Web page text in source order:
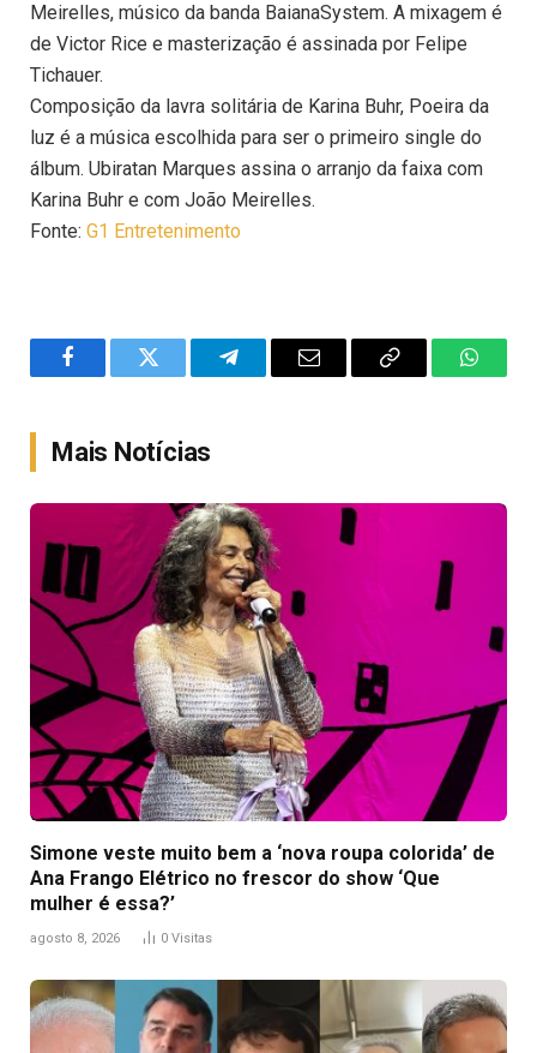
Meirelles, músico da banda BaianaSystem. A mixagem é
de Victor Rice e masterização é assinada por Felipe
Tichauer.
Composição da lavra solitária de Karina Buhr, Poeira da
luz é a música escolhida para ser o primeiro single do
álbum. Ubiratan Marques assina o arranjo da faixa com
Karina Buhr e com João Meirelles.
Fonte: G1 Entretenimento
FacebookTwitter TelegramEmail
Copy
Mais Notícias
Simone veste muito bem a ‘nova roupa colorida’ de
Ana Frango Elétrico no frescor do show ‘Que
mulher é essa?’
agosto 8, 2026 0 Visitas